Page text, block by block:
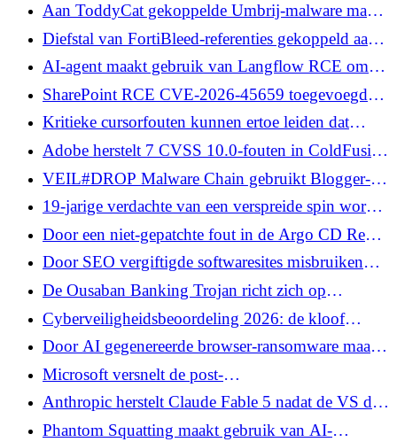
Repos
Aan ToddyCat gekoppelde Umbrij-malware maakt
misbruik van OAuth om toegang te krijgen tot
Gmail via de Google API
Diefstal van FortiBleed-referenties gekoppeld aan
INC- en Lynx Ransomware-activiteiten
AI-agent maakt gebruik van Langflow RCE om
database-ransomware-aanvallen te automatiseren
SharePoint RCE CVE-2026-45659 toegevoegd
aan CISA KEV na actieve exploitatie
Kritieke cursorfouten kunnen ertoe leiden dat
prompte injectie uit de sandbox ontsnapt en
opdrachten uitvoert
Adobe herstelt 7 CVSS 10.0-fouten in ColdFusion
en Campaign Classic
VEIL#DROP Malware Chain gebruikt Blogger-
platform om PureLogs Stealer te leveren
19-jarige verdachte van een verspreide spin wordt
uitgeleverd vanwege Amerikaanse
hackaanklachten
Door een niet-gepatchte fout in de Argo CD Repo-
server kunnen aanvallers Kubernetes-clusters
overnemen
Door SEO vergiftigde softwaresites misbruiken
ScreenConnect om AsyncRAT te implementeren
De Ousaban Banking Trojan richt zich op
gebruikers van Iberische banken met valse pdf-
lokmiddelen
Cyberveiligheidsbeoordeling 2026: de kloof
tussen bewustzijn en veerkracht
Door AI gegenereerde browser-ransomware maakt
misbruik van de Chromium-API op Windows en
Android
Microsoft versnelt de post-
kwantumcryptografieverschuiving naar 2029
Anthropic herstelt Claude Fable 5 nadat de VS de
aan jailbreak gekoppelde exportcontroles heeft
Phantom Squatting maakt gebruik van AI-